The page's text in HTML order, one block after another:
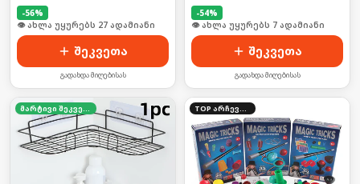
-56%
🛒 ბოლო 24სთ-ში იყიდა 36-მა
შეკვეთა
გადახდა მიღებისას
-54%
🛒 ბოლო 24სთ-ში იყიდა 8-მა
შეკვეთა
გადახდა მიღებისას
მარტივი შეკვეთა TOP არჩევანი